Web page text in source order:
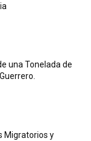
una Tonelada de
Migratorios y